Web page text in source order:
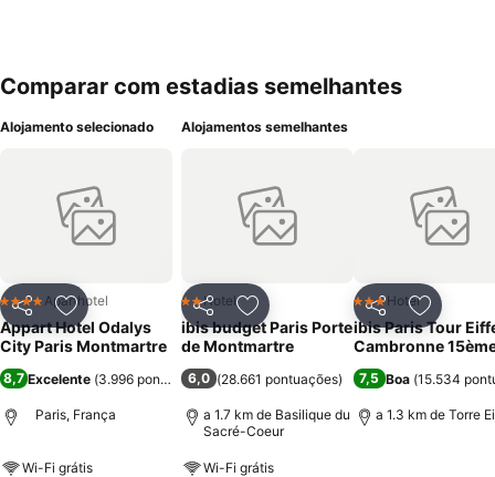
Comparar com estadias semelhantes
Alojamento selecionado
PartilharAdicionar aos favoritos
4 EstrelasAparthotel
Appart Hotel Odalys
City Paris Montmartre
8,7 Excelente (3.996 pontuações )
Paris, França
Wi-Fi grátis
Alojamentos semelhantes
PartilharAdicionar aos favoritos
2 Estrelas
Hotel
ibis budget Paris Porte
de Montmartre
6,0 (28.661 pontuações)
a 1.7 km de Basilique du
Sacré-Coeur
Wi-Fi grátis
Partilhar
3 Estrelas
Hotel
ibis Paris Tour
Cambronne
7,5 Boa (15.534
a 1.3 km de Torre